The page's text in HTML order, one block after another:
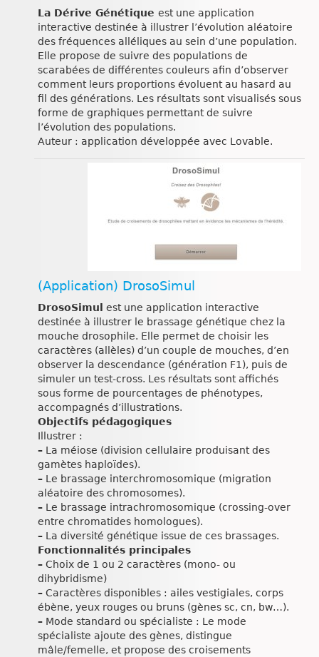
La Dérive Génétique est une application
interactive destinée à illustrer l’évolution aléatoire
des fréquences alléliques au sein d’une population.
Elle propose de suivre des populations de
scarabées de différentes couleurs afin d’observer
comment leurs proportions évoluent au hasard au
fil des générations. Les résultats sont visualisés sous
forme de graphiques permettant de suivre
l’évolution des populations.
Auteur : application développée avec Lovable.
(Application) DrosoSimul
DrosoSimul
est une application interactive
destinée à illustrer le brassage génétique chez la
mouche drosophile. Elle permet de choisir les
caractères (allèles) d’un couple de mouches, d’en
observer la descendance (génération F1), puis de
simuler un test-cross. Les résultats sont affichés
sous forme de pourcentages de phénotypes,
accompagnés d’illustrations.
Objectifs pédagogiques
Illustrer :
– La méiose (division cellulaire produisant des
gamètes haploïdes).
– Le brassage interchromosomique (migration
aléatoire des chromosomes).
– Le brassage intrachromosomique (crossing-over
entre chromatides homologues).
– La diversité génétique issue de ces brassages.
Fonctionnalités principales
– Choix de 1 ou 2 caractères (mono- ou
dihybridisme)
– Caractères disponibles : ailes vestigiales, corps
ébène, yeux rouges ou bruns (gènes sc, cn, bw…).
– Mode standard ou spécialiste : Le mode
spécialiste ajoute des gènes, distingue
mâle/femelle, et propose des croisements